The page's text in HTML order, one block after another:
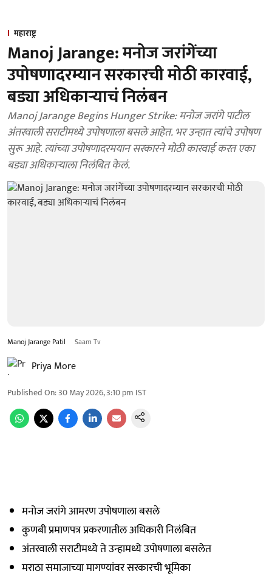
महाराष्ट्र
Manoj Jarange: मनोज जरांगेंच्या
उपोषणादरम्यान सरकारची मोठी कारवाई,
बड्या अधिकाऱ्याचं निलंबन
Manoj Jarange Begins Hunger Strike: मनोज जरांगे पाटील
अंतरवाली सराटीमध्ये उपोषणाला बसले आहेत. भर उन्हात त्यांचे उपोषण
सुरू आहे. त्यांच्या उपोषणादरमयान सरकारने मोठी कारवाई करत एका
बड्या अधिकाऱ्याला निलंबित केलं.
Manoj Jarange Patil Saam Tv
Priya More
Published On:30 May 2026, 3:10 pm IST
मनोज जरांगे आमरण उपोषणाला बसले
कुणबी प्रमाणपत्र प्रकरणातील अधिकारी निलंबित
अंतरवाली सराटीमध्ये ते उन्हामध्ये उपोषणाला बसलेत
मराठा समाजाच्या मागण्यांवर सरकारची भूमिका